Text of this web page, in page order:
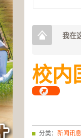
我在
校内
分类： 新闻讯息